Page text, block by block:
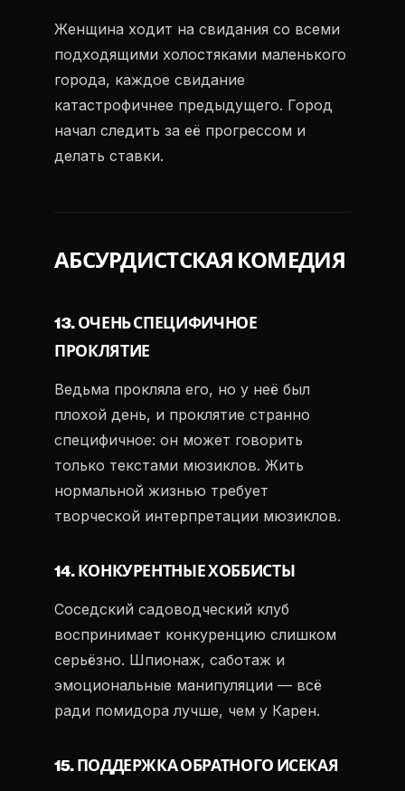
Женщина ходит на свидания со всеми
подходящими холостяками маленького
города, каждое свидание
катастрофичнее предыдущего. Город
начал следить за её прогрессом и
делать ставки.
АБСУРДИСТСКАЯ КОМЕДИЯ
13. ОЧЕНЬ СПЕЦИФИЧНОЕ
ПРОКЛЯТИЕ
Ведьма прокляла его, но у неё был
плохой день, и проклятие странно
специфичное: он может говорить
только текстами мюзиклов. Жить
нормальной жизнью требует
творческой интерпретации мюзиклов.
14. КОНКУРЕНТНЫЕ ХОББИСТЫ
Соседский садоводческий клуб
воспринимает конкуренцию слишком
серьёзно. Шпионаж, саботаж и
эмоциональные манипуляции — всё
ради помидора лучше, чем у Карен.
15. ПОДДЕРЖКА ОБРАТНОГО ИСЕКАЯ